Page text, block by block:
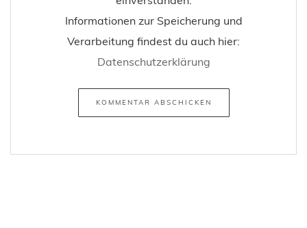
Informationen zur Speicherung und
Verarbeitung findest du auch hier:
Datenschutzerklärung